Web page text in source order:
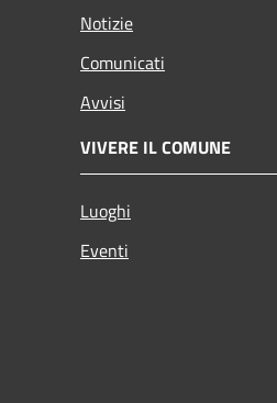
Notizie
Comunicati
Avvisi
VIVERE IL COMUNE
Luoghi
Eventi